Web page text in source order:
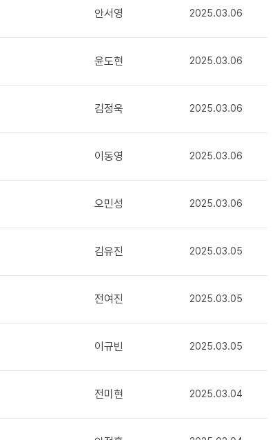
안서영 2025.03.06
윤도현 2025.03.06
김정욱 2025.03.06
이동영 2025.03.06
오민성 2025.03.06
김유진 2025.03.05
전여진 2025.03.05
이규빈 2025.03.05
전미현 2025.03.04